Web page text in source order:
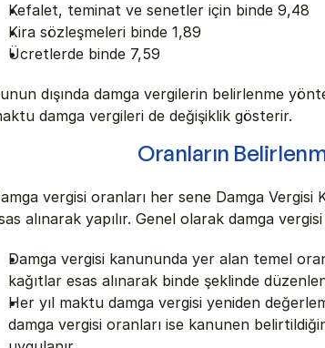
Kefalet, teminat ve senetler için binde 9,48
Kira sözleşmeleri binde 1,89
Ücretlerde binde 7,59
dışında damga vergilerin belirlenme
damga vergileri de değişiklik gösterir.
Oranların
vergisi oranları her sene Damga Vergisi
alınarak yapılır. Genel olarak damga
Damga vergisi kanununda yer alan temel
kağıtlar esas alınarak binde şeklinde
Her yıl maktu damga vergisi yeniden
damga vergisi oranları ise kanunen